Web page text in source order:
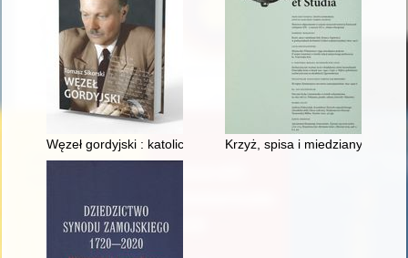
Węzeł gordyjski : katolicy świeccy w PRL (1956-1989)
Krzyż, spisa i miedziany byk :